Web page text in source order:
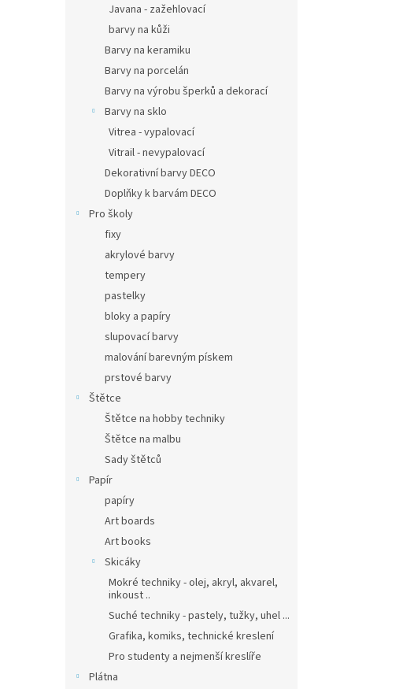
Javana - zažehlovací
barvy na kůži
Barvy na keramiku
Barvy na porcelán
Barvy na výrobu šperků a dekorací
Barvy na sklo
Vitrea - vypalovací
Vitrail - nevypalovací
Dekorativní barvy DECO
Doplňky k barvám DECO
Pro školy
fixy
akrylové barvy
tempery
pastelky
bloky a papíry
slupovací barvy
malování barevným pískem
prstové barvy
Štětce
Štětce na hobby techniky
Štětce na malbu
Sady štětců
Papír
papíry
Art boards
Art books
Skicáky
Mokré techniky - olej, akryl, akvarel,
inkoust ..
Suché techniky - pastely, tužky, uhel ...
Grafika, komiks, technické kreslení
Pro studenty a nejmenší kreslíře
Plátna